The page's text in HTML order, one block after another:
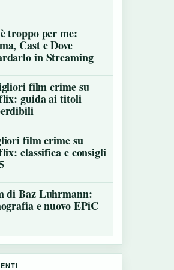
troppo per me:
Cast e Dove
in Streaming
film crime su
guida ai titoli
film crime su
classifica e consigli
di Baz Luhrmann:
e nuovo EPiC